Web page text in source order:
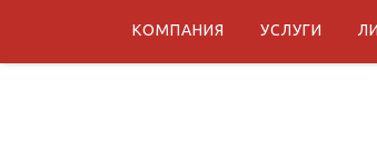
КОМПАНИЯ УСЛУГИ